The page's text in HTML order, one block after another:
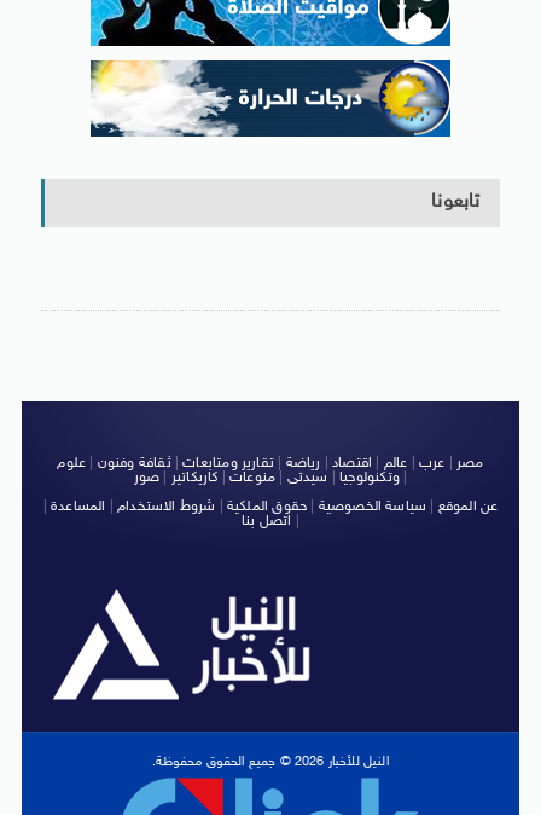
تابعونا
مصر عرب عالم اقتصاد رياضة |تقارير ومتابعات|ثقافة وفنون
علوم
وتكنولوجيا| سيدتى منوعات كاريكاتير صور
|
عن الموقع
سياسة الخصوصية حقوق الملكية شروط الاستخدام| المساعدة|
اتصل بنا
النيل للأخبار 2026 © جميع الحقوق محفوظة.